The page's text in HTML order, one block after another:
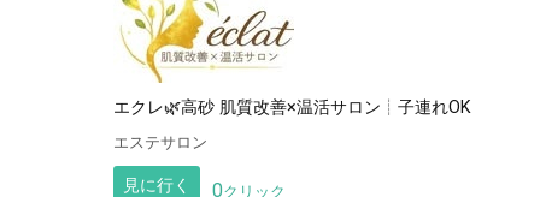
エクレ🌿高砂 肌質改善×温活サロン┊︎子連れOK
エステサロン
見に行く 0クリック